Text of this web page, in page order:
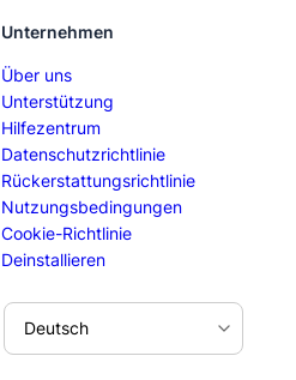
Unternehmen
Über uns
Unterstützung
Hilfezentrum
Datenschutzrichtlinie
Rückerstattungsrichtlinie
Nutzungsbedingungen
Cookie-Richtlinie
Deinstallieren